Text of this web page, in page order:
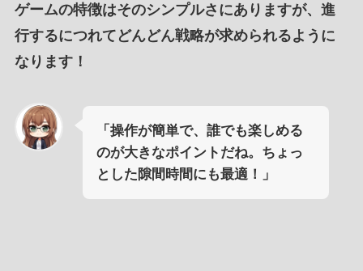
ゲームの特徴はそのシンプルさ にありますが、 進
行するにつれて どんどん戦略が求められるように
なります！
「操作が簡単で、誰でも楽しめる
のが大きなポイントだね。ちょっ
とした隙間時間にも最適！」